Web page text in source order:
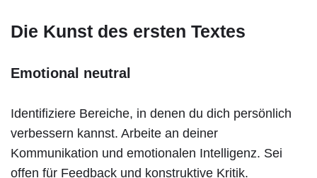
Die Kunst des ersten Textes
Emotional neutral
Identifiziere Bereiche, in denen du dich persönlich
verbessern kannst. Arbeite an deiner
Kommunikation und emotionalen Intelligenz. Sei
offen für Feedback und konstruktive Kritik.